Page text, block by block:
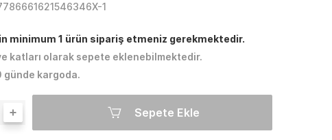
1
minimum 1 ürün sipariş etmeniz gerekmektedir.
katları olarak sepete eklenebilmektedir.
günde kargoda.
Sepete Ekle